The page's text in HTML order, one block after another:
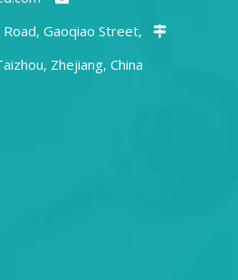

Road, Gaoqiao Street,
Zhejiang, China